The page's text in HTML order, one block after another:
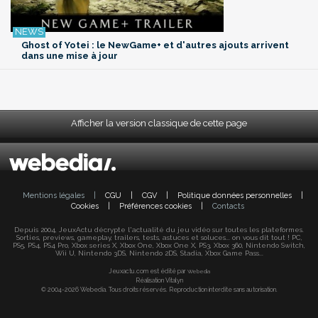
Ghost of Yotei : le NewGame+ et d'autres ajouts arrivent
dans une mise à jour
Afficher la version classique de cette page
Mentions légales CGU CGV Politique données personnelles
Cookies
Préférences cookies Contacts
Depuis 2004, JeuxActu décrypte l'actualité du jeu vidéo sur toutes les plateformes.
Sorties, previews, gameplay, trailers, tests, astuces et soluces... on vous dit tout ! PC,
PS5, PS4, PS4 Pro, Xbox series X, Xbox One, Xbox One X, PS3, Xbox 360, Nintendo Switch,
Wii U, Nintendo 3DS, Nintendo 2DS, Stadia, Xbox Game Pass...
Jeuxactu.com est édité par Webedia
Réalisation Vitalyn
© 2004-2026 Webedia. Tous droits réservés. Reproduction interdite sans autorisation.